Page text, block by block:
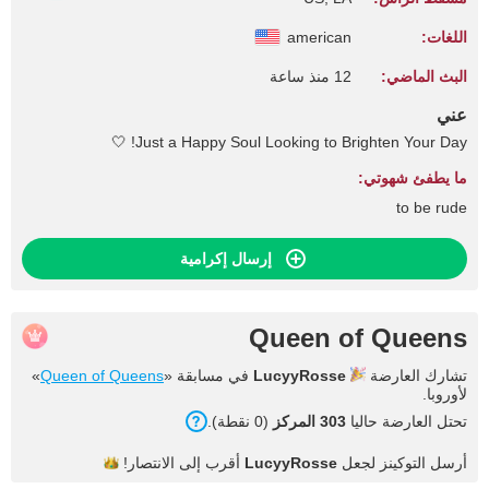
اللغات: american
البث الماضي: 12 منذ ساعة
عني
Just a Happy Soul Looking to Brighten Your Day! 🤍
ما يطفئ شهوتي:
to be rude
إرسال إكرامية
Queen of Queens
تشارك العارضة LucyyRosse في مسابقة «Queen of Queens
»
لأوروبا.
تحتل العارضة حاليا 303 المركز (0 نقطة).
أرسل التوكينز لجعل LucyyRosse أقرب إلى الانتصار!